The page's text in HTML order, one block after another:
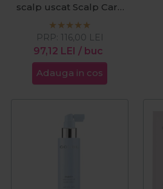
scalp uscat Scalp Care
Purity Dry 250ml
97,12 LEI / buc
PRP: 116,00 LEI
Adauga in cos